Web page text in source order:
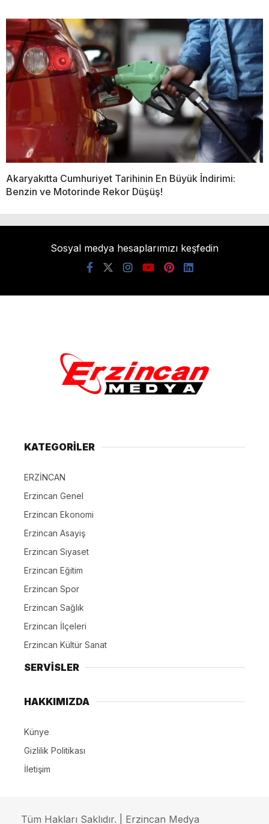
Akaryakıtta Cumhuriyet Tarihinin En Büyük İndirimi:
Benzin ve Motorinde Rekor Düşüş!
Sosyal medya hesaplarımızı keşfedin
KATEGORİLER
ERZİNCAN
Erzincan Genel
Erzincan Ekonomi
Erzincan Asayiş
Erzincan Siyaset
Erzincan Eğitim
Erzincan Spor
Erzincan Sağlık
Erzincan İlçeleri
Erzincan Kültür Sanat
SERVİSLER
HAKKIMIZDA
Künye
Gizlilik Politikası
İletişim
Tüm Hakları Saklıdır. | Erzincan Medya